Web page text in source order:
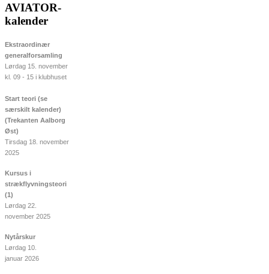
AVIATOR-
kalender
Ekstraordinær
generalforsamling
Lørdag 15. november
kl. 09 - 15 i klubhuset
Start teori (se
særskilt kalender)
(Trekanten Aalborg
Øst)
Tirsdag 18. november
2025
Kursus i
strækflyvningsteori
(1)
Lørdag 22.
november 2025
Nytårskur
Lørdag 10.
januar 2026